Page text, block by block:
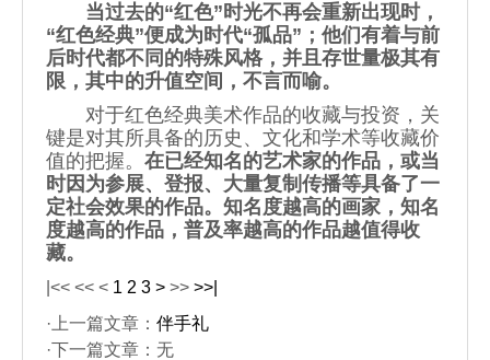
当过去的“红色”时光不再会重新出现时，
“红色经典”便成为时代“孤品”；他们有着与前
后时代都不同的特殊风格，并且存世量极其有
限，其中的升值空间，不言而喻。
对于红色经典美术作品的收藏与投资，关
键是对其所具备的历史、文化和学术等收藏价
值的把握。 在已经知名的艺术家的作品，或当
时因为参展、登报、大量复制传播等具备了一
定社会效果的作品。知名度越高的画家，知名
度越高的作品，普及率越高的作品越值得收
藏。
|<< << < 1 2 3 > >> >>|
·上一篇文章： 伴手礼
·下一篇文章：无